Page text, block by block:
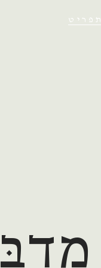
תפריט